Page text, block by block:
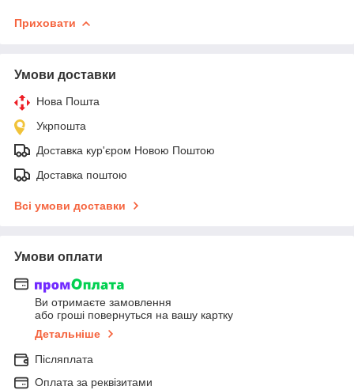
Приховати
Умови доставки
Нова Пошта
Укрпошта
Доставка кур'єром Новою Поштою
Доставка поштою
Всі умови доставки
Умови оплати
Ви отримаєте замовлення
або гроші повернуться на вашу картку
Детальніше
Післяплата
Оплата за реквізитами